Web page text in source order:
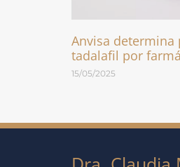
Anvisa
tadalafil por
15/05/2025